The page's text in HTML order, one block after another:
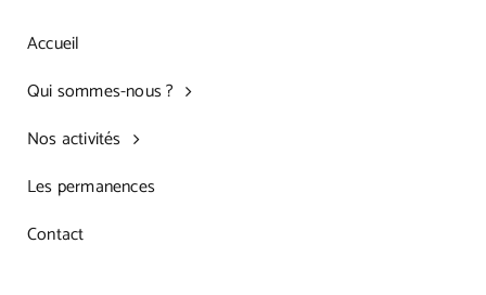
Accueil
Qui sommes-nous ?
Nos activités
Les permanences
Contact